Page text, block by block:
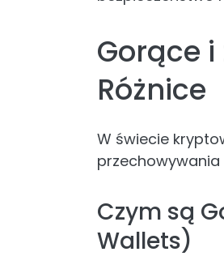
Gorące
Różnice
W świecie
Czym są
Wallets)